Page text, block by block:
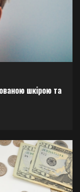
шкірою та